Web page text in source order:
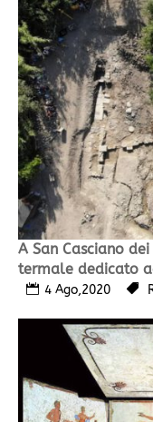
A San Casciano
termale dedicato
4 Ago,2020